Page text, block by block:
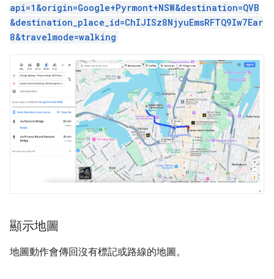
api=1&origin=Google+Pyrmont+NSW&destination=QVB
&destination_place_id=ChIJISz8NjyuEmsRFTQ9Iw7Ear
8&travelmode=walking
顯示地圖
地圖動作會傳回沒有標記或路線的地圖。